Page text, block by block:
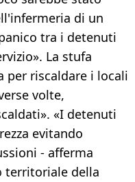
di un
tra i detenuti
La stufa
per riscaldare i locali
volte,
«I detenuti
evitando
- afferma
territoriale della